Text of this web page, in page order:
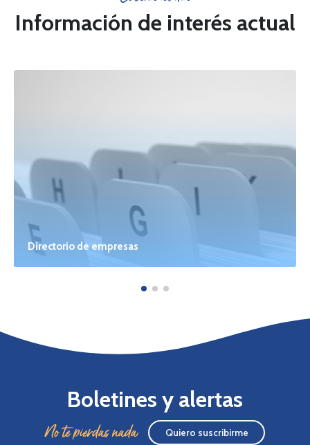
Información de interés actual
Directorio de empresas
Boletines y alertas
No te pierdas nada Quiero suscribirme